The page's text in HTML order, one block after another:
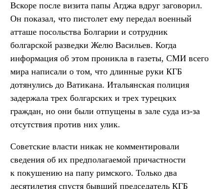
Вскоре после визита папы Агджа вдруг заговорил.
Он показал, что пистолет ему передал военный
атташе посольства Болгарии и сотрудник
болгарской разведки Желю Васильев. Когда
информация об этом проникла в газеты, СМИ всего
мира написали о том, что длинные руки КГБ
дотянулись до Ватикана. Итальянская полиция
задержала трех болгарских и трех турецких
граждан, но они были отпущены в зале суда из-за
отсутствия против них улик.
Советские власти никак не комментировали
сведения об их предполагаемой причастности
к покушению на папу римского. Только два
десятилетия спустя бывший председатель КГБ